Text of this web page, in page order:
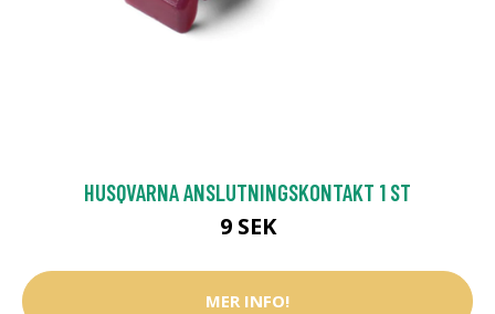
HUSQVARNA ANSLUTNINGSKONTAKT 1 ST
9 SEK
MER INFO!